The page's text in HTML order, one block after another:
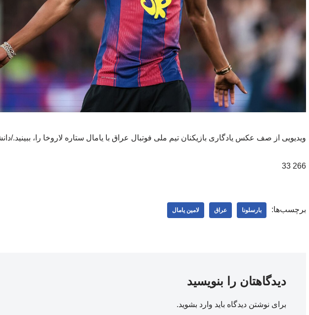
ویدیویی از صف عکس یادگاری بازیکنان تیم ملی فوتبال عراق با یامال ستاره لاروخا را، ببینید./
266 33
برچسب‌ها: بارسلونا عراق لامین یامال
دیدگاهتان را بنویسید
برای نوشتن دیدگاه باید وارد بشوید.